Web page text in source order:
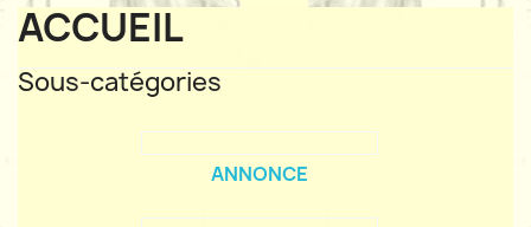
ACCUEIL
Sous-catégories
ANNONCE